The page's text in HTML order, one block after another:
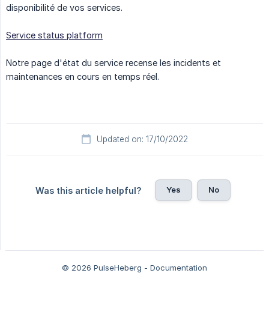
disponibilité de vos services.
Service status platform
Notre page d'état du service recense les incidents et
maintenances en cours en temps réel.
Updated on: 17/10/2022
Was this article helpful? Yes No
© 2026 PulseHeberg - Documentation